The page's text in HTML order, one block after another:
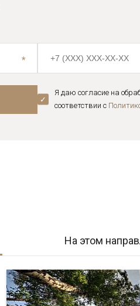
Я даю согласие на
соответствии с
На этом